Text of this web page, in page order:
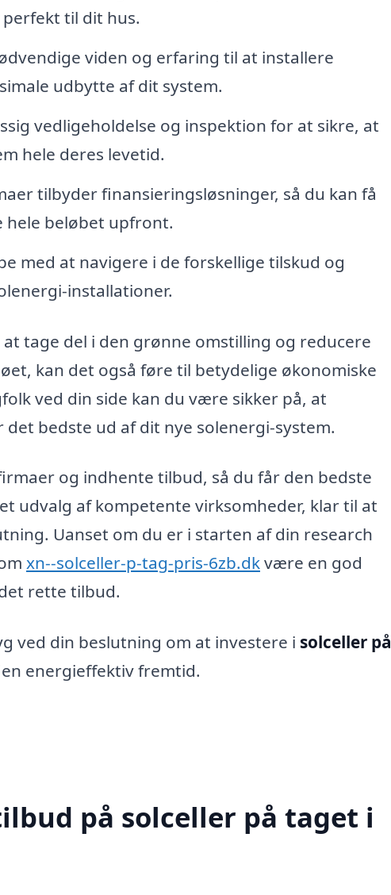
til dit hus.
viden og erfaring til at installere
udbytte af dit system.
vedligeholdelse og inspektion for at sikre, at
hele deres levetid.
tilbyder finansieringsløsninger, så du kan få
hele beløbet upfront.
med at navigere i de forskellige tilskud og
installationer.
tage del i den grønne omstilling og reducere
kan det også føre til betydelige økonomiske
ved din side kan du være sikker på, at
bedste ud af dit nye solenergi-system.
og indhente tilbud, så du får den bedste
udvalg af kompetente virksomheder, klar til at
Uanset om du er i starten af din research
xn--solceller-p-tag-pris-6zb.dkvære en god
rette tilbud.
ved din beslutning om at investere i solceller på
energieffektiv fremtid.
på solceller på taget i